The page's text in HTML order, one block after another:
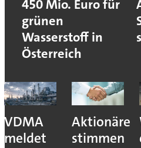
450 Mio. Euro für
grünen
Wasserstoff in
Österreich
VDMA
meldet
Aktionäre
stimmen